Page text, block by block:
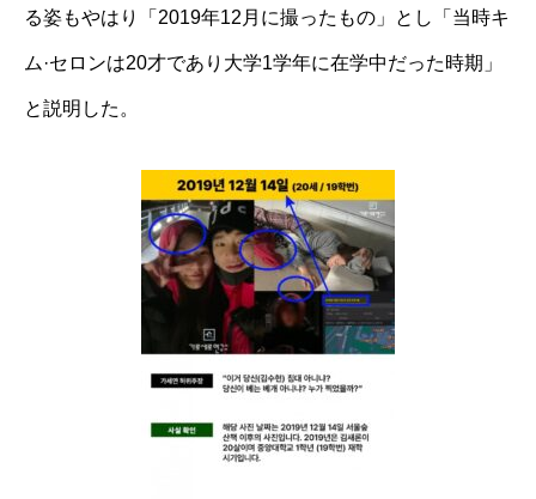
る姿もやはり「2019年12月に撮ったもの」とし「当時キ
ム·セロンは20才であり大学1学年に在学中だった時期」
と説明した。